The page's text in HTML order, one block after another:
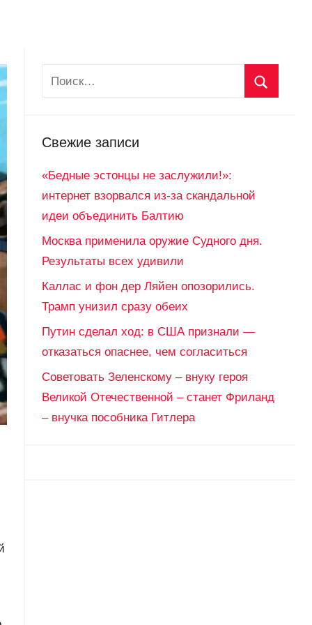
Свежие записи
«Бедные эстонцы не заслужили!»:
интернет взорвался из-за скандальной
идеи объединить Балтию
Москва применила оружие Судного дня.
Результаты всех удивили
Каллас и фон дер Ляйен опозорились.
Трамп унизил сразу обеих
Путин сделал ход: в США признали —
отказаться опаснее, чем согласиться
Советовать Зеленскому – внуку героя
Великой Отечественной – станет Фриланд
– внучка пособника Гитлера